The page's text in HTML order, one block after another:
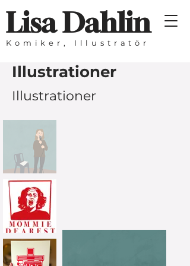
Lisa Dahlin
Komiker, Illustratör
Illustrationer
Illustrationer